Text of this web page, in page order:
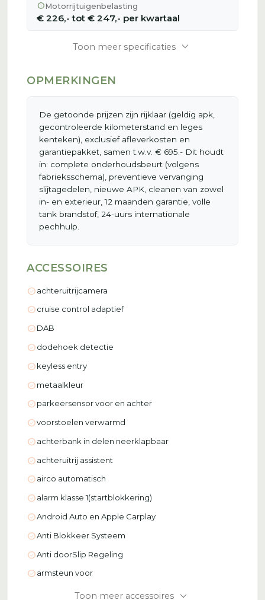
infoMotorrijtuigenbelasting
€ 226,- tot € 247,- per kwartaal
Toon meer specificaties expand_more
OPMERKINGEN
De getoonde prijzen zijn rijklaar (geldig apk,
gecontroleerde kilometerstand en leges
kenteken), exclusief afleverkosten en
garantiepakket, samen t.w.v. € 695.- Dit houdt
in: complete onderhoudsbeurt (volgens
fabrieksschema), preventieve vervanging
slijtagedelen, nieuwe APK, cleanen van zowel
in- en exterieur, 12 maanden garantie, volle
tank brandstof, 24-uurs internationale
pechhulp.
ACCESSOIRES
check_circleachteruitrijcamera
check_circlecruise control adaptief
check_circleDAB
check_circledodehoek detectie
check_circlekeyless entry
check_circlemetaalkleur
check_circleparkeersensor voor en achter
check_circlevoorstoelen verwarmd
check_circleachterbank in delen neerklapbaar
check_circleachteruitrij assistent
check_circleairco automatisch
check_circlealarm klasse 1(startblokkering)
check_circleAndroid Auto en Apple Carplay
check_circleAnti Blokkeer Systeem
check_circleAnti doorSlip Regeling
check_circlearmsteun voor
Toon meer accessoires expand_more